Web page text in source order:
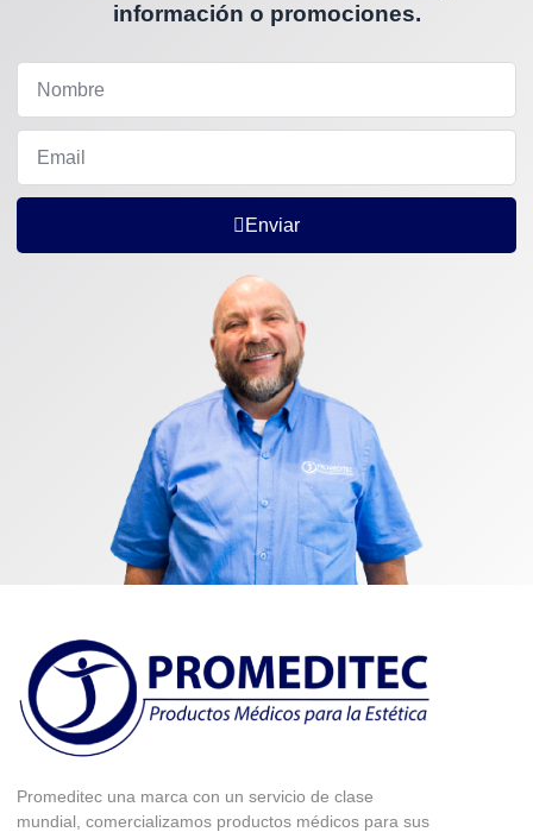
información o promociones.
Enviar
Promeditec una marca con un servicio de clase
mundial, comercializamos productos médicos para sus